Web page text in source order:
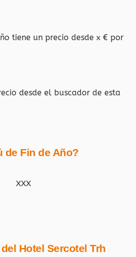
tiene un precio desde x € por
desde el buscador de esta
de Fin de Año?
XXX
Hotel Sercotel Trh